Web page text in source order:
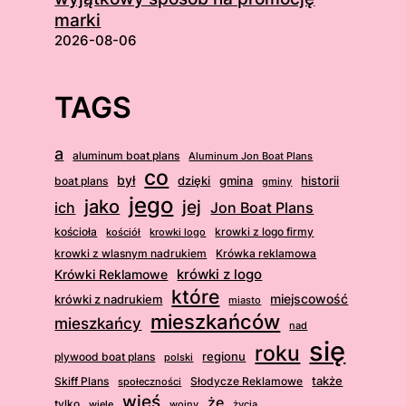
marki
2026-08-06
TAGS
a aluminum boat plans Aluminum Jon Boat Plans
boat plans był co dzięki gmina gminy historii
ich jako jego jej Jon Boat Plans
kościoła kościół krowki logo
krowki z logo firmy
krowki z wlasnym nadrukiem
Krówka reklamowa
Krówki Reklamowe krówki z logo
krówki z nadrukiem które miasto miejscowość
mieszkańcy mieszkańców nad
plywood boat plans polski regionu roku się
Skiff Plans społeczności Słodycze Reklamowe także
wieś